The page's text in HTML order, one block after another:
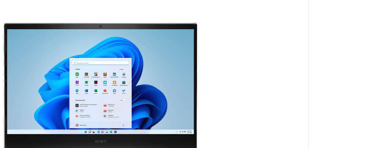
لوازم جانبی
تجهیزات و مودم
دانگل،لوازم خودرویی